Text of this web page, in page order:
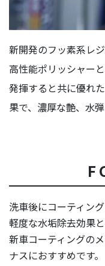
新開発のフッ素系レ
高性能ポリッシャー
発揮すると共に優れ
果で、濃厚な艶、水
F
洗車後にコーティン
軽度な水垢除去効果
新車コーティングの
ナスにおすすめです。